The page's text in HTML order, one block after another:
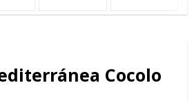
Cocolo